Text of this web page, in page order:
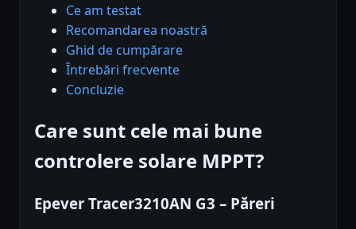
Ce am testat
Recomandarea noastră
Ghid de cumpărare
Întrebări frecvente
Concluzie
Care sunt cele mai bune
controlere solare MPPT?
Epever Tracer3210AN G3 – Păreri